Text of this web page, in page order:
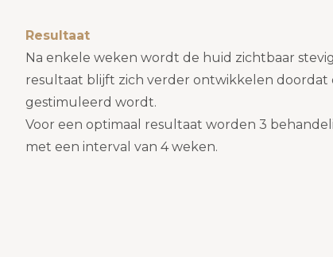
Resultaat
Na enkele weken wordt de huid zichtbaar
resultaat blijft zich verder ontwikkelen doordat
gestimuleerd wordt.
Voor een optimaal resultaat worden 3
met een interval van 4 weken.